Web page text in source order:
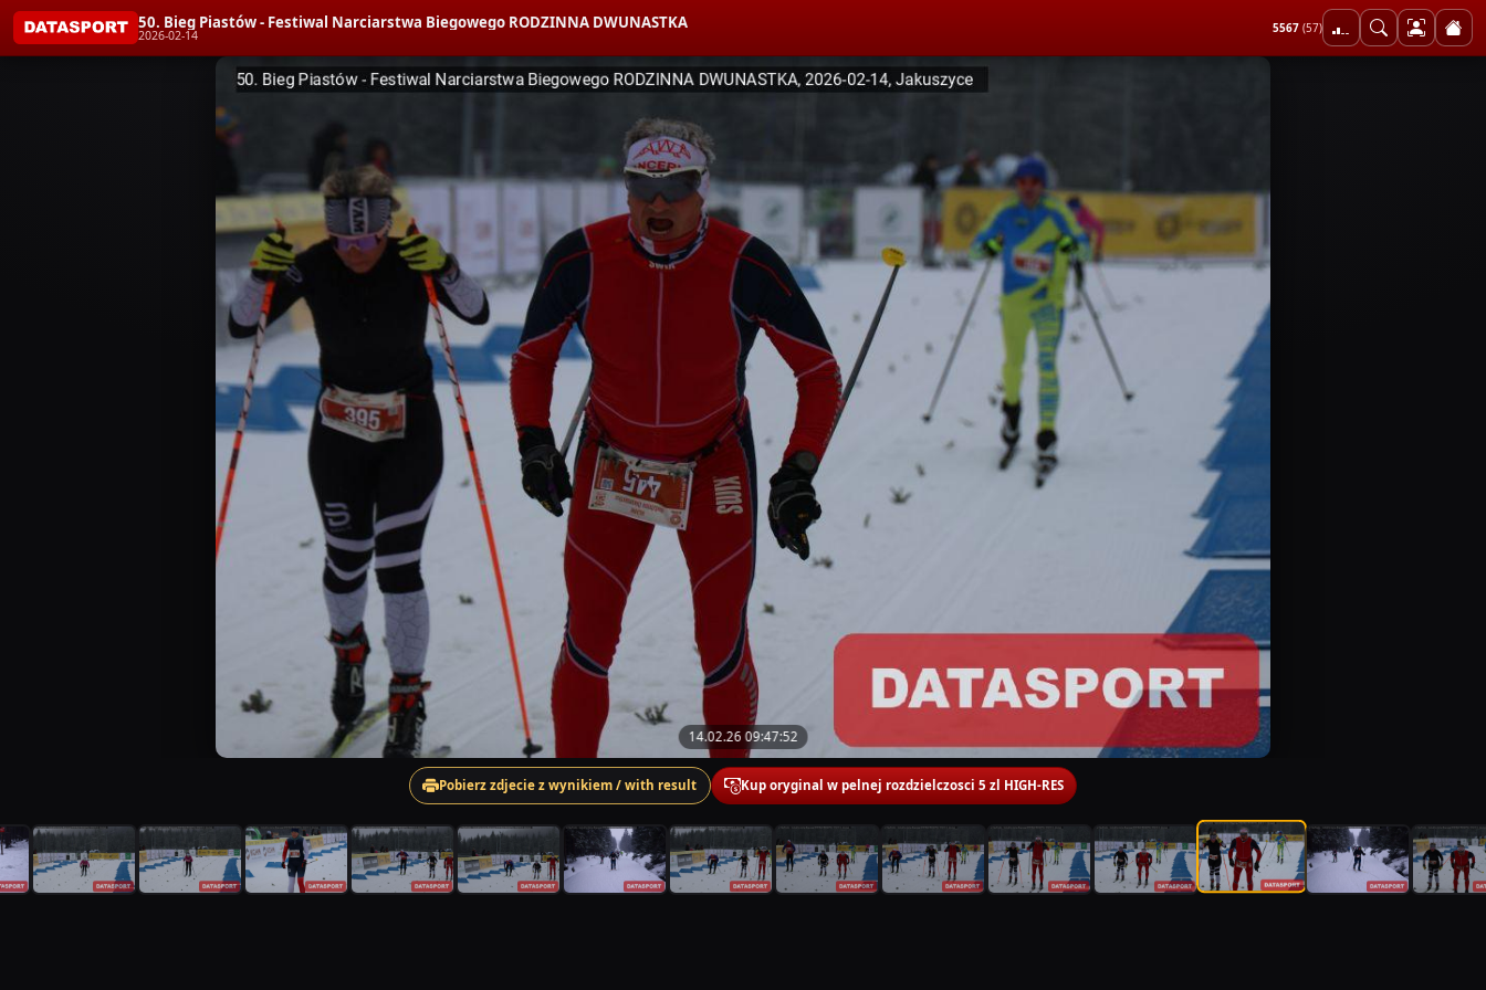
50. Bieg Piastów - Festiwal Narciarstwa Biegowego RODZINNA DWUNASTKA
2026-02-14 5567 (57)
14.02.26 09:47:52
Pobierz zdjecie z wynikiem / with result Kup oryginal w pelnej rozdzielczosci 5 zl HIGH-RES